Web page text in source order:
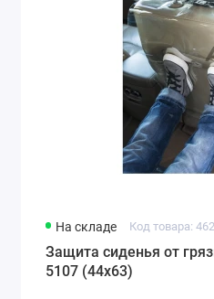
На складе Код товара:
Защита сиденья от
5107 (44х63)